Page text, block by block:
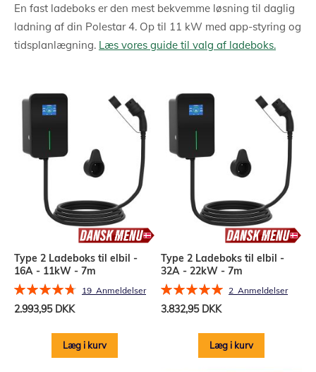
En fast ladeboks er den mest bekvemme løsning til daglig
ladning af din Polestar 4. Op til 11 kW med app-styring og
tidsplanlægning. Læs vores guide til valg af ladeboks.
Type 2 Ladeboks til elbil -
16A - 11kW - 7m
Bedømmelse:
19 Anmeldelser
2.993,95 DKK
Læg i kurv
Type 2 Ladeboks til elbil -
32A - 22kW - 7m
Bedømmelse:
2Anmeldelser
3.832,95 DKK
Læg i kurv